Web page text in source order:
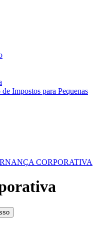
Impostos para Pequenas
CORPORATIVA